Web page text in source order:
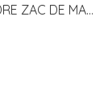
BÂTIMENT INDUSTRIEL DE 15091 M² À VENDRE ZAC DE MADRAZÈS À SARLAT (24)